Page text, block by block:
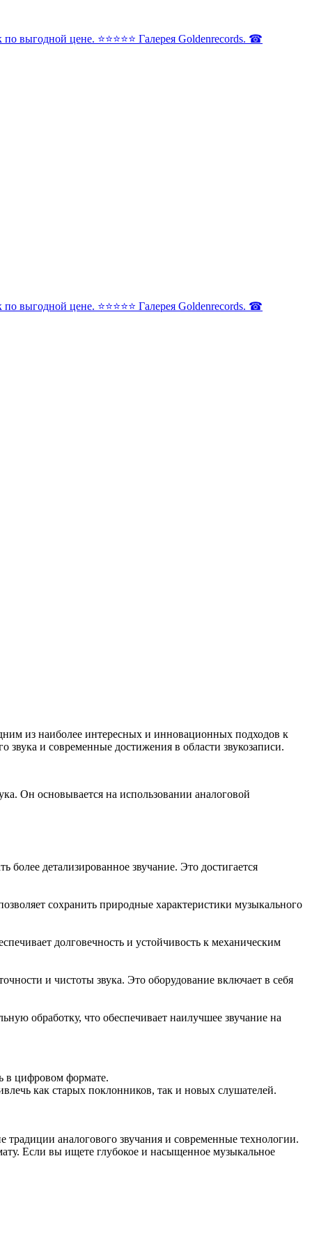
выгодной цене. ⭐️⭐️⭐️⭐️⭐️ Галерея Goldenrecords. ☎
выгодной цене. ⭐️⭐️⭐️⭐️⭐️ Галерея Goldenrecords. ☎
из наиболее интересных и инновационных подходов к
звука и современные достижения в области звукозаписи.
Он основывается на использовании аналоговой
детализированное звучание. Это достигается
сохранить природные характеристики музыкального
долговечность и устойчивость к механическим
и чистоты звука. Это оборудование включает в себя
обработку, что обеспечивает наилучшее звучание на
в цифровом формате.
как старых поклонников, так и новых слушателей.
аналогового звучания и современные технологии.
Если вы ищете глубокое и насыщенное музыкальное